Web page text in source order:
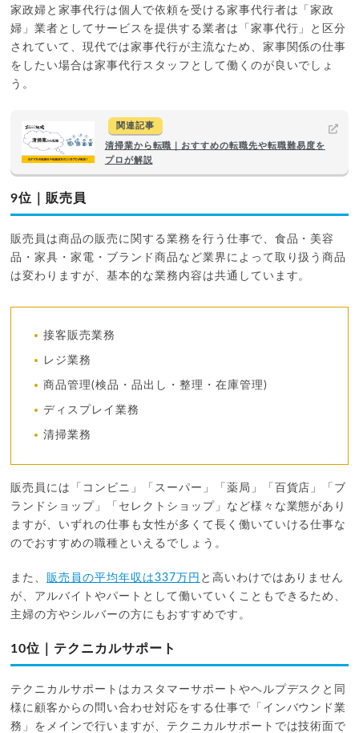
家政婦と家事代行は個人で依頼を受ける家事代行者は「家政
婦」業者としてサービスを提供する業者は「家事代行」と区分
されていて、現代では家事代行が主流なため、家事関係の仕事
をしたい場合は家事代行スタッフとして働くのが良いでしょ
う。
関連記事
清掃業から転職｜おすすめの転職先や転職難易度を
プロが解説
9位｜販売員
販売員は商品の販売に関する業務を行う仕事で、食品・美容
品・家具・家電・ブランド商品など業界によって取り扱う商品
は変わりますが、基本的な業務内容は共通しています。
接客販売業務
レジ業務
商品管理(検品・品出し・整理・在庫管理)
ディスプレイ業務
清掃業務
販売員には「コンビニ」「スーパー」「薬局」「百貨店」「ブ
ランドショップ」「セレクトショップ」など様々な業態があり
ますが、いずれの仕事も女性が多くて長く働いていける仕事な
のでおすすめの職種といえるでしょう。
また、販売員の平均年収は337万円 と高いわけではありません
が、アルバイトやパートとして働いていくこともできるため、
主婦の方やシルバーの方にもおすすめです。
10位｜テクニカルサポート
テクニカルサポートはカスタマーサポートやヘルプデスクと同
様に顧客からの問い合わせ対応をする仕事で「インバウンド業
務」をメインで行いますが、テクニカルサポートでは技術面で